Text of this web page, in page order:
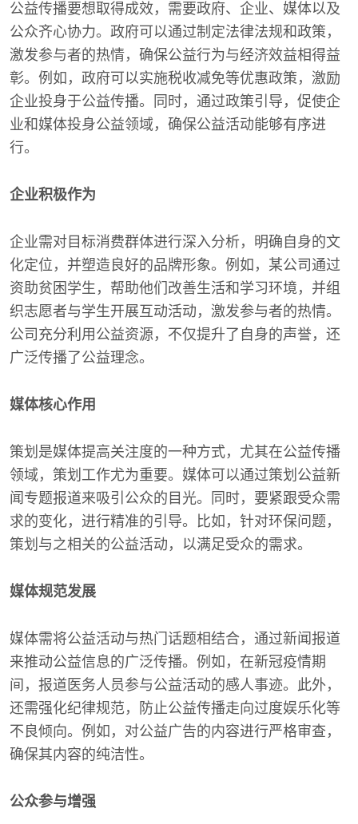
公益传播要想取得成效，需要政府、企业、媒体以及
公众齐心协力。政府可以通过制定法律法规和政策，
激发参与者的热情，确保公益行为与经济效益相得益
彰。例如，政府可以实施税收减免等优惠政策，激励
企业投身于公益传播。同时，通过政策引导，促使企
业和媒体投身公益领域，确保公益活动能够有序进
行。
企业积极作为
企业需对目标消费群体进行深入分析，明确自身的文
化定位，并塑造良好的品牌形象。例如，某公司通过
资助贫困学生，帮助他们改善生活和学习环境，并组
织志愿者与学生开展互动活动，激发参与者的热情。
公司充分利用公益资源，不仅提升了自身的声誉，还
广泛传播了公益理念。
媒体核心作用
策划是媒体提高关注度的一种方式，尤其在公益传播
领域，策划工作尤为重要。媒体可以通过策划公益新
闻专题报道来吸引公众的目光。同时，要紧跟受众需
求的变化，进行精准的引导。比如，针对环保问题，
策划与之相关的公益活动，以满足受众的需求。
媒体规范发展
媒体需将公益活动与热门话题相结合，通过新闻报道
来推动公益信息的广泛传播。例如，在新冠疫情期
间，报道医务人员参与公益活动的感人事迹。此外，
还需强化纪律规范，防止公益传播走向过度娱乐化等
不良倾向。例如，对公益广告的内容进行严格审查，
确保其内容的纯洁性。
公众参与增强